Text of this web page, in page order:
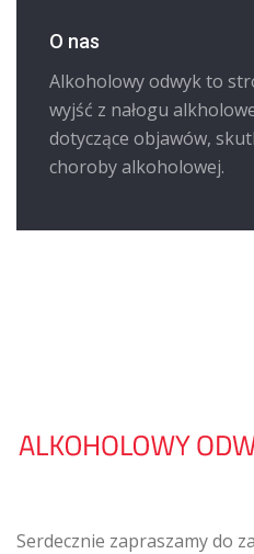
O nas
Alkoholowy odwyk to
wyjść z nałogu
dotyczące objawów,
choroby alkoholowej.
Serdecznie zapraszamy do